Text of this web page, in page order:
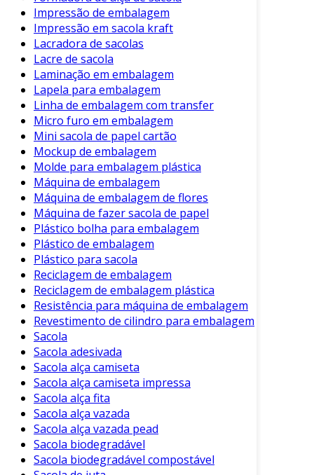
Impressão de embalagem
Impressão em sacola kraft
Lacradora de sacolas
Lacre de sacola
Laminação em embalagem
Lapela para embalagem
Linha de embalagem com transfer
Micro furo em embalagem
Mini sacola de papel cartão
Mockup de embalagem
Molde para embalagem plástica
Máquina de embalagem
Máquina de embalagem de flores
Máquina de fazer sacola de papel
Plástico bolha para embalagem
Plástico de embalagem
Plástico para sacola
Reciclagem de embalagem
Reciclagem de embalagem plástica
Resistência para máquina de embalagem
Revestimento de cilindro para embalagem
Sacola
Sacola adesivada
Sacola alça camiseta
Sacola alça camiseta impressa
Sacola alça fita
Sacola alça vazada
Sacola alça vazada pead
Sacola biodegradável
Sacola biodegradável compostável